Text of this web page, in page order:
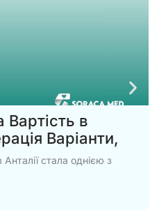
в
Варіанти,
стала однією з